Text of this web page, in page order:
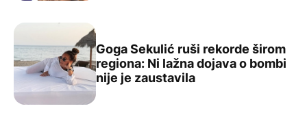
Goga Sekulić ruši rekorde širom regiona: Ni lažna
Goga Sekulić ruši rekorde širom
regiona: Ni lažna dojava o bombi
nije je zaustavila